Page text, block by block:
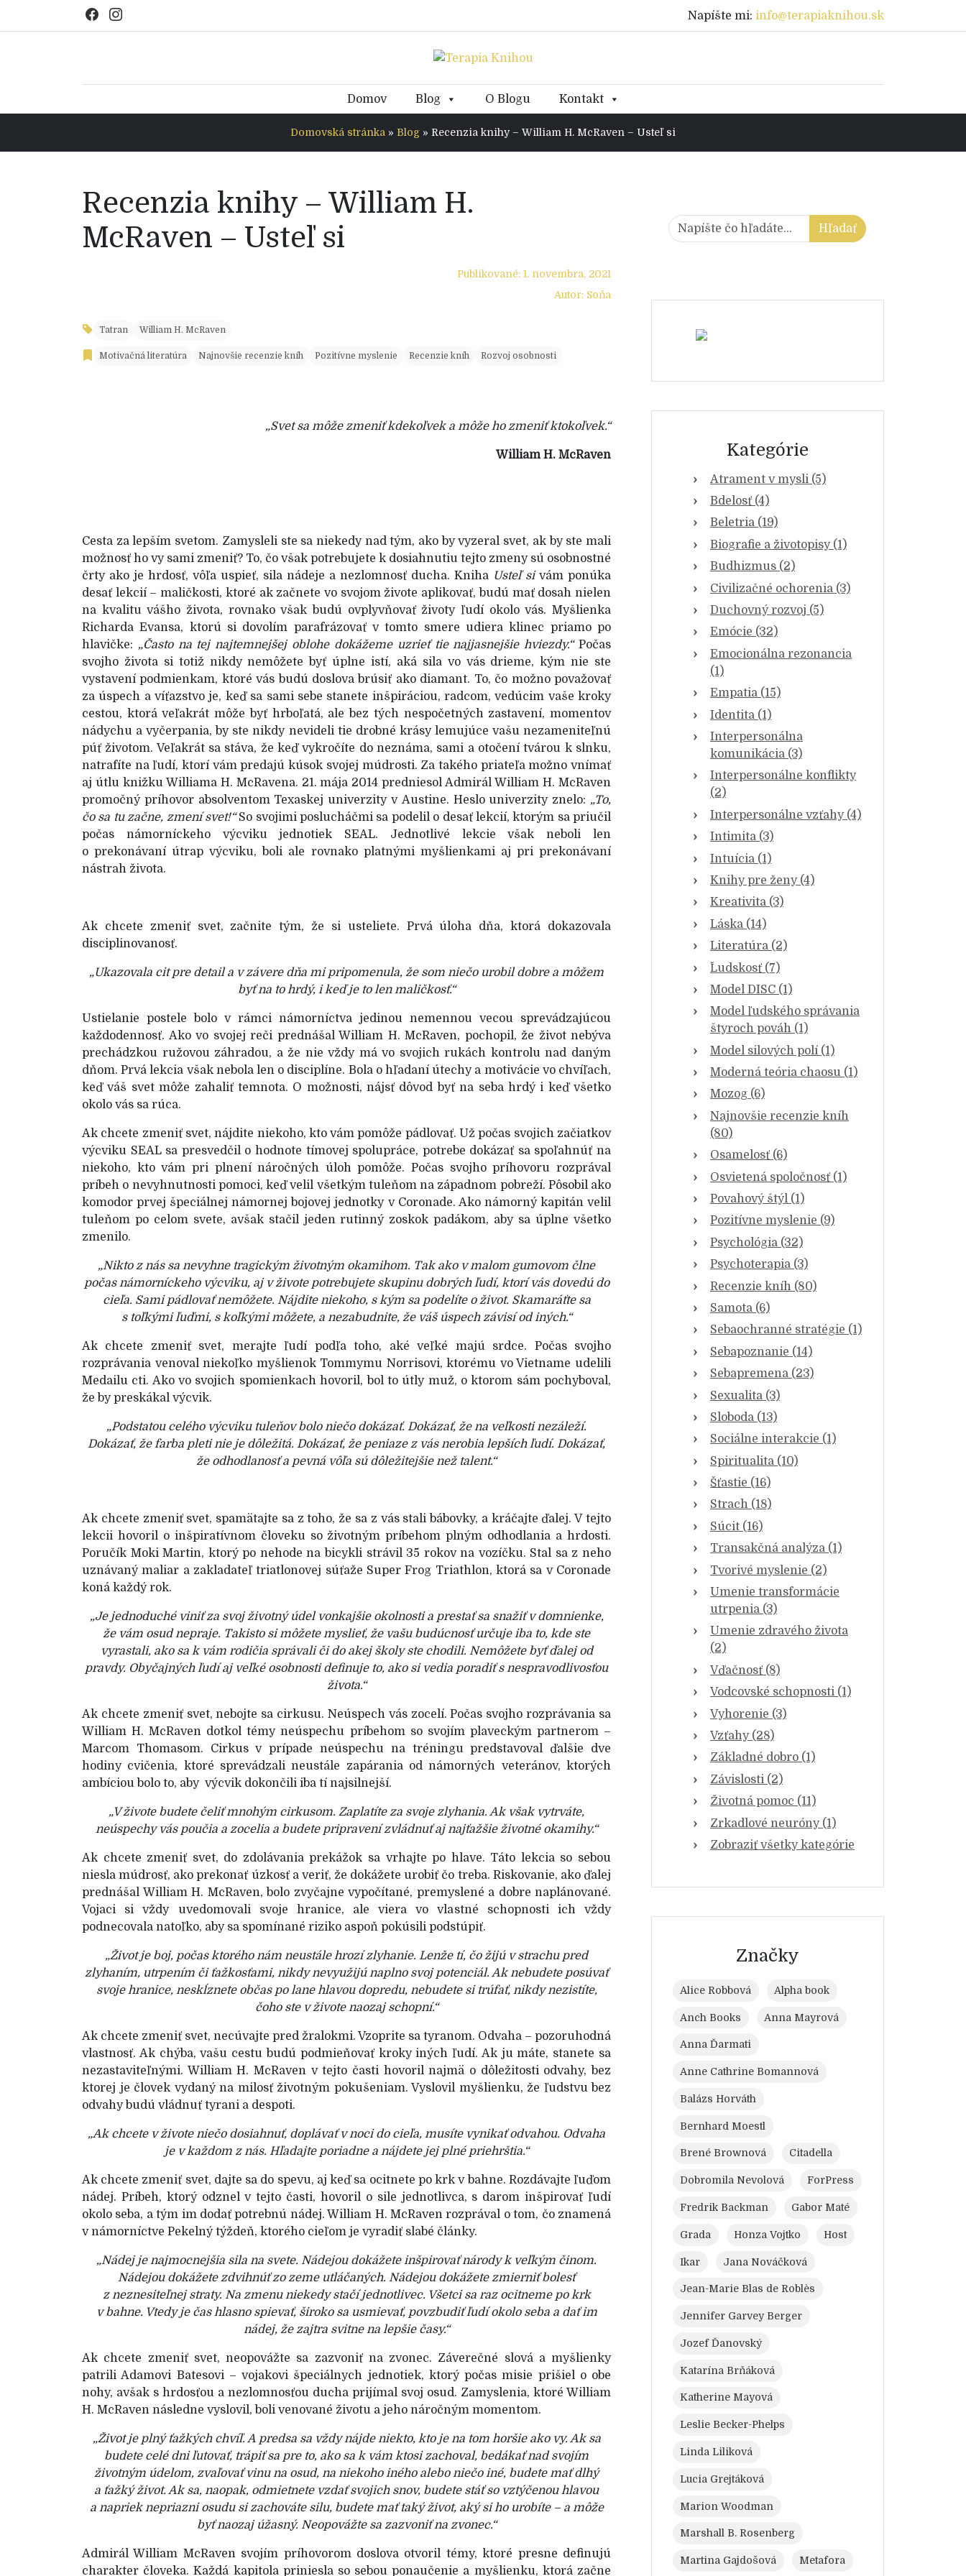
Napíšte mi: info@terapiaknihou.sk
Domov Blog O Blogu Kontakt
Domovská stránka » Blog » Recenzia knihy – William H. McRaven – Usteľ si
Recenzia knihy – William H.
McRaven – Usteľ si
Publikované: 1. novembra, 2021
Autor: Soňa
Tatran William H. McRaven
Motivačná literatúra Najnovšie recenzie kníh Pozitívne myslenie Recenzie kníh Rozvoj osobnosti
„Svet sa môže zmeniť kdekoľvek a môže ho zmeniť ktokoľvek.“
William H. McRaven
Cesta za lepším svetom. Zamysleli ste sa niekedy nad tým, ako by vyzeral svet, ak by ste mali
možnosť ho vy sami zmeniť? To, čo však potrebujete k dosiahnutiu tejto zmeny sú osobnostné
črty ako je hrdosť, vôľa uspieť, sila nádeje a nezlomnosť ducha. Kniha Usteľ sivám ponúka
desať lekcií – maličkosti, ktoré ak začnete vo svojom živote aplikovať, budú mať dosah nielen
na kvalitu vášho života, rovnako však budú ovplyvňovať životy ľudí okolo vás. Myšlienka
Richarda Evansa, ktorú si dovolím parafrázovať v tomto smere udiera klinec priamo po
hlavičke: „Často na tej najtemnejšej oblohe dokážeme uzrieť tie najjasnejšie hviezdy.“Počas
svojho života si totiž nikdy nemôžete byť úplne istí, aká sila vo vás drieme, kým nie ste
vystavení podmienkam, ktoré vás budú doslova brúsiť ako diamant. To, čo možno považovať
za úspech a víťazstvo je, keď sa sami sebe stanete inšpiráciou, radcom, vedúcim vaše kroky
cestou, ktorá veľakrát môže byť hrboľatá, ale bez tých nespočetných zastavení, momentov
nádychu a vyčerpania, by ste nikdy nevideli tie drobné krásy lemujúce vašu nezameniteľnú
púť životom. Veľakrát sa stáva, že keď vykročíte do neznáma, sami a otočení tvárou k slnku,
natrafíte na ľudí, ktorí vám predajú kúsok svojej múdrosti. Za takého priateľa možno vnímať
aj útlu knižku Williama H. McRavena. 21. mája 2014 predniesol Admirál William H. McRaven
promočný príhovor absolventom Texaskej univerzity v Austine. Heslo univerzity znelo: „To,
čo sa tu začne, zmení svet!“So svojimi poslucháčmi sa podelil o desať lekcií, ktorým sa priučil
počas námorníckeho výcviku jednotiek SEAL. Jednotlivé lekcie však neboli len
o prekonávaní útrap výcviku, boli ale rovnako platnými myšlienkami aj pri prekonávaní
nástrah života.
Ak chcete zmeniť svet, začnite tým, že si usteliete. Prvá úloha dňa, ktorá dokazovala
disciplinovanosť.
„Ukazovala cit pre detail a v závere dňa mi pripomenula, že som niečo urobil dobre a môžem
byť na to hrdý, i keď je to len maličkosť.“
Ustielanie postele bolo v rámci námorníctva jedinou nemennou vecou sprevádzajúcou
každodennosť. Ako vo svojej reči prednášal William H. McRaven, pochopil, že život nebýva
prechádzkou ružovou záhradou, a že nie vždy má vo svojich rukách kontrolu nad daným
dňom. Prvá lekcia však nebola len o disciplíne. Bola o hľadaní útechy a motivácie vo chvíľach,
keď váš svet môže zahaliť temnota. O možnosti, nájsť dôvod byť na seba hrdý i keď všetko
okolo vás sa rúca.
Ak chcete zmeniť svet, nájdite niekoho, kto vám pomôže pádlovať. Už počas svojich začiatkov
výcviku SEAL sa presvedčil o hodnote tímovej spolupráce, potrebe dokázať sa spoľahnúť na
niekoho, kto vám pri plnení náročných úloh pomôže. Počas svojho príhovoru rozprával
príbeh o nevyhnutnosti pomoci, keď velil všetkým tuleňom na západnom pobreží. Pôsobil ako
komodor prvej špeciálnej námornej bojovej jednotky v Coronade. Ako námorný kapitán velil
tuleňom po celom svete, avšak stačil jeden rutinný zoskok padákom, aby sa úplne všetko
zmenilo.
„Nikto z nás sa nevyhne tragickým životným okamihom. Tak ako v malom gumovom člne
počas námorníckeho výcviku, aj v živote potrebujete skupinu dobrých ľudí, ktorí vás dovedú do
cieľa. Sami pádlovať nemôžete. Nájdite niekoho, s kým sa podelíte o život. Skamaráťte sa
s toľkými ľuďmi, s koľkými môžete, a nezabudnite, že váš úspech závisí od iných.“
Ak chcete zmeniť svet, merajte ľudí podľa toho, aké veľké majú srdce. Počas svojho
rozprávania venoval niekoľko myšlienok Tommymu Norrisovi, ktorému vo Vietname udelili
Medailu cti. Ako vo svojich spomienkach hovoril, bol to útly muž, o ktorom sám pochyboval,
že by preskákal výcvik.
„Podstatou celého výcviku tuleňov bolo niečo dokázať. Dokázať, že na veľkosti nezáleží.
Dokázať, že farba pleti nie je dôležitá. Dokázať, že peniaze z vás nerobia lepších ľudí. Dokázať,
že odhodlanosť a pevná vôľa sú dôležitejšie než talent.“
Ak chcete zmeniť svet, spamätajte sa z toho, že sa z vás stali bábovky, a kráčajte ďalej. V tejto
lekcii hovoril o inšpiratívnom človeku so životným príbehom plným odhodlania a hrdosti.
Poručík Moki Martin, ktorý po nehode na bicykli strávil 35 rokov na vozíčku. Stal sa z neho
uznávaný maliar a zakladateľ triatlonovej súťaže Super Frog Triathlon, ktorá sa v Coronade
koná každý rok.
„Je jednoduché viniť za svoj životný údel vonkajšie okolnosti a prestať sa snažiť v domnienke,
že vám osud nepraje. Takisto si môžete myslieť, že vašu budúcnosť určuje iba to, kde ste
vyrastali, ako sa k vám rodičia správali či do akej školy ste chodili. Nemôžete byť ďalej od
pravdy. Obyčajných ľudí aj veľké osobnosti definuje to, ako si vedia poradiť s nespravodlivosťou
života.“
Ak chcete zmeniť svet, nebojte sa cirkusu. Neúspech vás zocelí. Počas svojho rozprávania sa
William H. McRaven dotkol témy neúspechu príbehom so svojím plaveckým partnerom –
Marcom Thomasom. Cirkus v prípade neúspechu na tréningu predstavoval ďalšie dve
hodiny cvičenia, ktoré sprevádzali neustále zapárania od námorných veteránov, ktorých
ambíciou bolo to, aby výcvik dokončili iba tí najsilnejší.
„V živote budete čeliť mnohým cirkusom. Zaplatíte za svoje zlyhania. Ak však vytrváte,
neúspechy vás poučia a zocelia a budete pripravení zvládnuť aj najťažšie životné okamihy.“
Ak chcete zmeniť svet, do zdolávania prekážok sa vrhajte po hlave. Táto lekcia so sebou
niesla múdrosť, ako prekonať úzkosť a veriť, že dokážete urobiť čo treba. Riskovanie, ako ďalej
prednášal William H. McRaven, bolo zvyčajne vypočítané, premyslené a dobre naplánované.
Vojaci si vždy uvedomovali svoje hranice, ale viera vo vlastné schopnosti ich vždy
podnecovala natoľko, aby sa spomínané riziko aspoň pokúsili podstúpiť.
„Život je boj, počas ktorého nám neustále hrozí zlyhanie. Lenže tí, čo žijú v strachu pred
zlyhaním, utrpením či ťažkosťami, nikdy nevyužijú naplno svoj potenciál. Ak nebudete posúvať
svoje hranice, neskĺznete občas po lane hlavou dopredu, nebudete si trúfať, nikdy nezistíte,
čoho ste v živote naozaj schopní.“
Ak chcete zmeniť svet, necúvajte pred žralokmi. Vzoprite sa tyranom. Odvaha – pozoruhodná
vlastnosť. Ak chýba, vašu cestu budú podmieňovať kroky iných ľudí. Ak ju máte, stanete sa
nezastaviteľnými. William H. McRaven v tejto časti hovoril najmä o dôležitosti odvahy, bez
ktorej je človek vydaný na milosť životným pokušeniam. Vyslovil myšlienku, že ľudstvu bez
odvahy budú vládnuť tyrani a despoti.
„Ak chcete v živote niečo dosiahnuť, doplávať v noci do cieľa, musíte vynikať odvahou. Odvaha
je v každom z nás. Hľadajte poriadne a nájdete jej plné priehrštia.“
Ak chcete zmeniť svet, dajte sa do spevu, aj keď sa ocitnete po krk v bahne. Rozdávajte ľuďom
nádej. Príbeh, ktorý odznel v tejto časti, hovoril o sile jednotlivca, s darom inšpirovať ľudí
okolo seba, a tým im dodať potrebnú nádej. William H. McRaven rozprával o tom, čo znamená
v námorníctve Pekelný týždeň, ktorého cieľom je vyradiť slabé články.
„Nádej je najmocnejšia sila na svete. Nádejou dokážete inšpirovať národy k veľkým činom.
Nádejou dokážete zdvihnúť zo zeme utláčaných. Nádejou dokážete zmierniť bolesť
z neznesiteľnej straty. Na zmenu niekedy stačí jednotlivec. Všetci sa raz ocitneme po krk
v bahne. Vtedy je čas hlasno spievať, široko sa usmievať, povzbudiť ľudí okolo seba a dať im
nádej, že zajtra svitne na lepšie časy.“
Ak chcete zmeniť svet, neopovážte sa zazvoniť na zvonec. Záverečné slová a myšlienky
patrili Adamovi Batesovi – vojakovi špeciálnych jednotiek, ktorý počas misie prišiel o obe
nohy, avšak s hrdosťou a nezlomnosťou ducha prijímal svoj osud. Zamyslenia, ktoré William
H. McRaven následne vyslovil, boli venované životu a jeho náročným momentom.
„Život je plný ťažkých chvíľ. A predsa sa vždy nájde niekto, kto je na tom horšie ako vy. Ak sa
budete celé dni ľutovať, trápiť sa pre to, ako sa k vám ktosi zachoval, bedákať nad svojím
životným údelom, zvaľovať vinu na osud, na niekoho iného alebo niečo iné, budete mať dlhý
a ťažký život. Ak sa, naopak, odmietnete vzdať svojich snov, budete stáť so vztýčenou hlavou
a napriek nepriazni osudu si zachováte silu, budete mať taký život, aký si ho urobíte – a môže
byť naozaj úžasný. Neopovážte sa zazvoniť na zvonec.“
Admirál William McRaven svojím príhovorom doslova otvoril témy, ktoré presne definujú
charakter človeka. Každá kapitola priniesla so sebou ponaučenie a myšlienku, ktorá začne
Hľadať: Hľadať
Kategórie
Atrament v mysli (5)
Bdelosť (4)
Beletria (19)
Biografie a životopisy (1)
Budhizmus (2)
Civilizačné ochorenia (3)
Duchovný rozvoj (5)
Emócie (32)
Emocionálna rezonancia
(1)
Empatia (15)
Identita (1)
Interpersonálna
komunikácia (3)
Interpersonálne konflikty
(2)
Interpersonálne vzťahy (4)
Intimita (3)
Intuícia (1)
Knihy pre ženy (4)
Kreativita (3)
Láska (14)
Literatúra (2)
Ľudskosť (7)
Model DISC (1)
Model ľudského správania
štyroch pováh (1)
Model silových polí (1)
Moderná teória chaosu (1)
Mozog (6)
Najnovšie recenzie kníh
(80)
Osamelosť (6)
Osvietená spoločnosť (1)
Povahový štýl (1)
Pozitívne myslenie (9)
Psychológia (32)
Psychoterapia (3)
Recenzie kníh (80)
Samota (6)
Sebaochranné stratégie (1)
Sebapoznanie (14)
Sebapremena (23)
Sexualita (3)
Sloboda (13)
Sociálne interakcie (1)
Spiritualita (10)
Šťastie (16)
Strach (18)
Súcit (16)
Transakčná analýza (1)
Tvorivé myslenie (2)
Umenie transformácie
utrpenia (3)
Umenie zdravého života
(2)
Vďačnosť (8)
Vodcovské schopnosti (1)
Vyhorenie (3)
Vzťahy (28)
Základné dobro (1)
Závislosti (2)
Životná pomoc (11)
Zrkadlové neuróny (1)
Zobraziť všetky kategórie
Značky
Alice Robbová Alpha book
Anch Books Anna Mayrová
Anna Ďarmati
Anne Cathrine Bomannová
Balázs Horváth
Bernhard Moestl
Brené Brownová Citadella
Dobromila Nevolová ForPress
Fredrik Backman Gabor Maté
Grada Honza Vojtko Host
Ikar Jana Nováčková
Jean-Marie Blas de Roblès
Jennifer Garvey Berger
Jozef Ďanovský
Katarína Brňáková
Katherine Mayová
Leslie Becker-Phelps
Linda Liliková
Lucia Grejtáková
Marion Woodman
Marshall B. Rosenberg
Martina Gajdošová Metafora